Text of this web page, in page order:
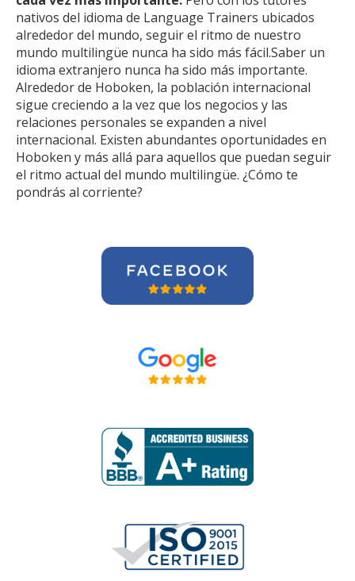
nativos del idioma de Language Trainers ubicados
alrededor del mundo, seguir el ritmo de nuestro
mundo multilingüe nunca ha sido más fácil.Saber un
idioma extranjero nunca ha sido más importante.
Alrededor de Hoboken, la población internacional
sigue creciendo a la vez que los negocios y las
relaciones personales se expanden a nivel
internacional. Existen abundantes oportunidades en
Hoboken y más allá para aquellos que puedan seguir
el ritmo actual del mundo multilingüe. ¿Cómo te
pondrás al corriente?